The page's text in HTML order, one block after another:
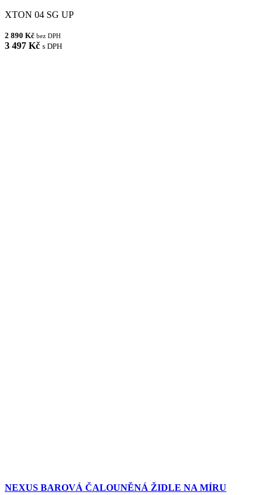
XTON 04 SG UP
2 890 Kč bez DPH
3 497 Kč s DPH
NEXUS BAROVÁ ČALOUNĚNÁ ŽIDLE NA MÍRU